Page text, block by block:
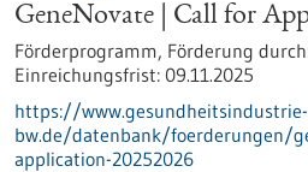
GeneNovate | Call for
Förderprogramm, Förderung
Einreichungsfrist: 09.11.2025
https://www.gesundheitsindustrie-
bw.de/datenbank/foerderungen/
application-20252026